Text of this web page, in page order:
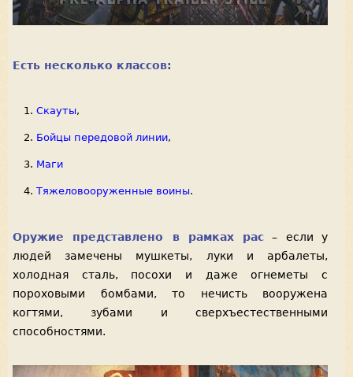
Есть несколько классов:
Скауты,
Бойцы передовой линии,
Маги
Тяжеловооруженные воины.
Оружие представлено в рамках рас – если у
людей замечены мушкеты, луки и арбалеты,
холодная сталь, посохи и даже огнеметы с
пороховыми бомбами, то нечисть вооружена
когтями, зубами и сверхъестественными
способностями.